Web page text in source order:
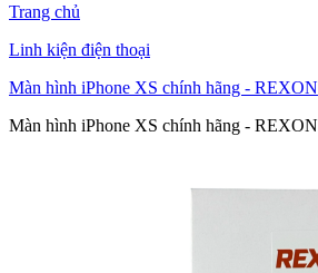
Trang chủ
Linh kiện điện thoại
Màn hình iPhone XS chính hãng - REXON
Màn hình iPhone XS chính hãng - REXON